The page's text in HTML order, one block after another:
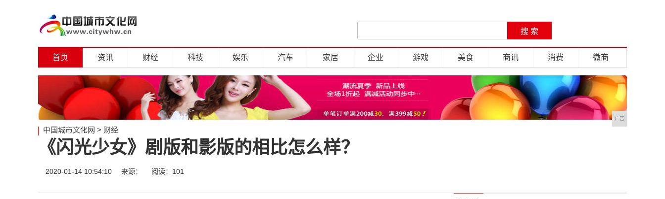
首页 资讯 财经 科技 娱乐 汽车 家居 企业 游戏 美食 商讯 消费 微商
广告
中国城市文化网 > 财经
《闪光少女》剧版和影版的相比怎么样？
2020-01-14 10:54:10 来源： 阅读：101